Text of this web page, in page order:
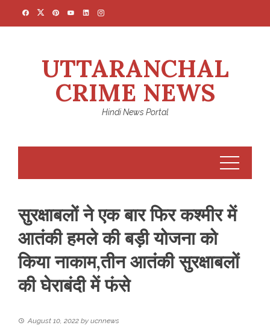
UTTARANCHAL
CRIME NEWS
Hindi News Portal
सुरक्षाबलों ने एक बार फिर कश्मीर में
आतंकी हमले की बड़ी योजना को
किया नाकाम,तीन आतंकी सुरक्षाबलों
की घेराबंदी में फंसे
August 10, 2022 by ucnnews